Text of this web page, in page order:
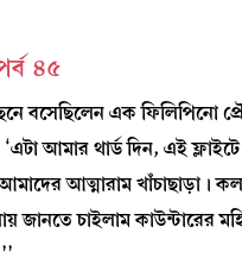
৪৫
বসেছিলেন এক ফিলিপিনো
আমার থার্ড দিন, এই
আত্মারাম খাঁচাছাড়া।
জানতে চাইলাম কাউন্টারের